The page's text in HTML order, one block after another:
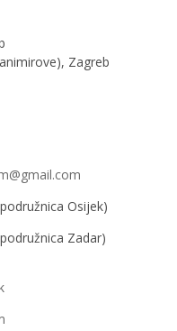
Zagreb
Osijek)
Zadar)